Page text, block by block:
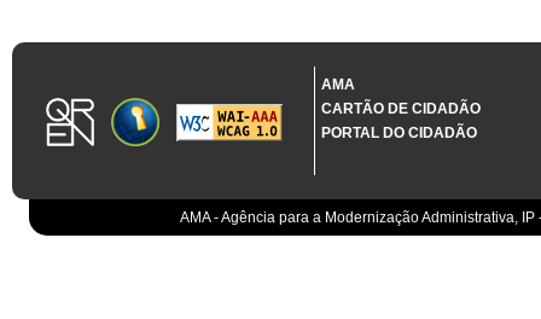
AMA
CARTÃO DE CIDADÃO
PORTAL DO CIDADÃO
AMA - Agência para a Modernização Administrativa,